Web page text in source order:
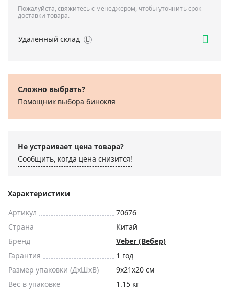
Пожалуйста, свяжитесь с менеджером, чтобы уточнить срок
доставки товара.
Удаленный склад
Сложно выбрать?
Помощник выбора бинокля
Не устраивает цена товара?
Сообщить, когда цена снизится!
Характеристики
Артикул
70676
Страна
Китай
Бренд
Veber (Вебер)
Гарантия
1 год
Размер упаковки (ДxШxВ)
9x21x20 см
Вес в упаковке
1.15 кг